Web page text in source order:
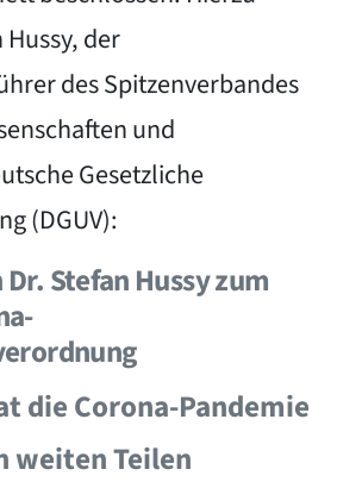
der
des Spitzenverbandes
und
Gesetzliche
(DGUV):
Stefan Hussy zum
die Corona-Pandemie
weiten Teilen